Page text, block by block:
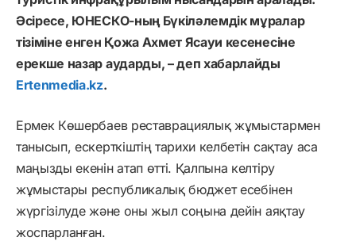
Әсіресе, ЮНЕСКО-ның Бүкіләлемдік мұралар
тізіміне енген Қожа Ахмет Ясауи кесенесіне
ерекше назар аударды, – деп хабарлайды
Ertenmedia.kz.
Ермек Көшербаев реставрациялық жұмыстармен
танысып, ескерткіштің тарихи келбетін сақтау аса
маңызды екенін атап өтті. Қалпына келтіру
жұмыстары республикалық бюджет есебінен
жүргізілуде және оны жыл соңына дейін аяқтау
жоспарланған.